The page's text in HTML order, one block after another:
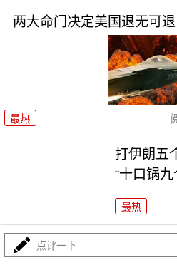
两大命门决定美国退无可
最热
打伊朗五
“十口锅九
最热
特朗普要
点评一下